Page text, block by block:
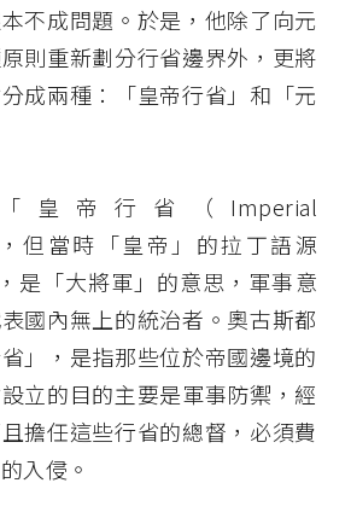
不成問題。於是，他除了向元
則重新劃分行省邊界外，更將
成兩種：「皇帝行省」和「元
皇帝行省（Imperial
但當時「皇帝」的拉丁語源
是「大將軍」的意思，軍事意
國內無上的統治者。奧古斯都
」，是指那些位於帝國邊境的
立的目的主要是軍事防禦，經
擔任這些行省的總督，必須費
入侵。